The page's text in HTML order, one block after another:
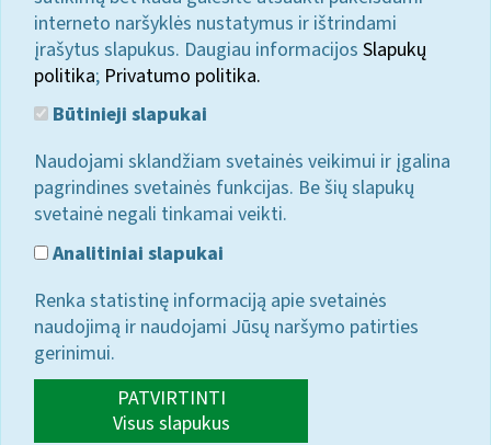
interneto naršyklės nustatymus ir ištrindami
įrašytus slapukus. Daugiau informacijos Slapukų
politika; Privatumo politika.
Būtinieji slapukai
Naudojami sklandžiam svetainės veikimui ir įgalina
pagrindines svetainės funkcijas. Be šių slapukų
svetainė negali tinkamai veikti.
Analitiniai slapukai
Renka statistinę informaciją apie svetainės
naudojimą ir naudojami Jūsų naršymo patirties
gerinimui.
PATVIRTINTI
Visus slapukus